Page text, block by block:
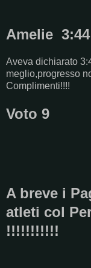
Amelie
Aveva dichiarato
meglio,progresso
Complimenti!!!!
Voto 9
A breve i
atleti col
!!!!!!!!!!!